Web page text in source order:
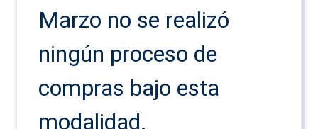
Marzo no se realizó
ningún proceso de
compras bajo esta
modalidad.